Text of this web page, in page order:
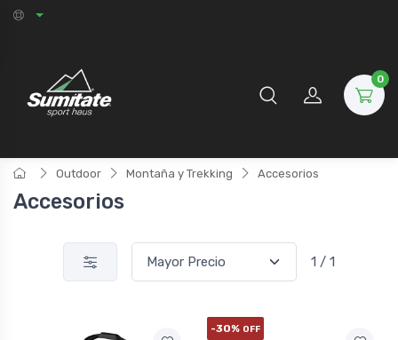
0
Outdoor Montaña y Trekking Accesorios
Accesorios
1 / 1
-30% OFF